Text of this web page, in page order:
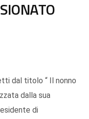
dal titolo “ Il nonno
dalla sua
di